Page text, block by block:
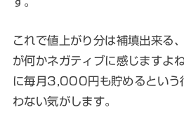
これで値上がり分は補填出来る
が何かネガティブに感じますよ
に毎月3,000円も貯めるという
わない気がします。